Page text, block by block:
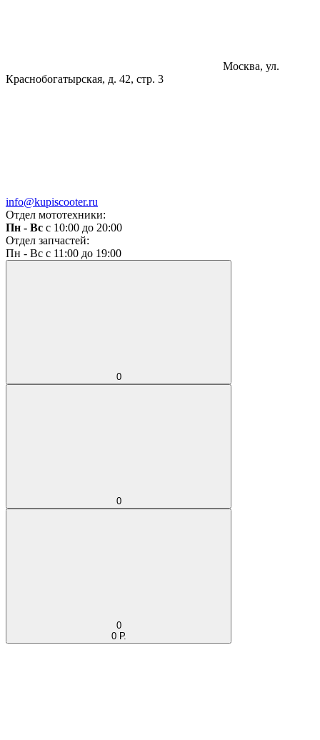
Москва, ул.
Краснобогатырская, д. 42, стр. 3
info@kupiscooter.ru
Отдел мототехники:
Пн - Вс с 10:00 до 20:00
Отдел запчастей:
Пн - Вс с 11:00 до 19:00
0
0
0
0 Р.